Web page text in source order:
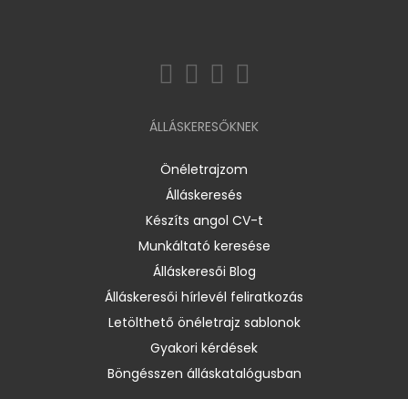
ÁLLÁSKERESŐKNEK
Önéletrajzom
Álláskeresés
Készíts angol CV-t
Munkáltató keresése
Álláskeresői Blog
Álláskeresői hírlevél feliratkozás
Letölthető önéletrajz sablonok
Gyakori kérdések
Böngésszen álláskatalógusban